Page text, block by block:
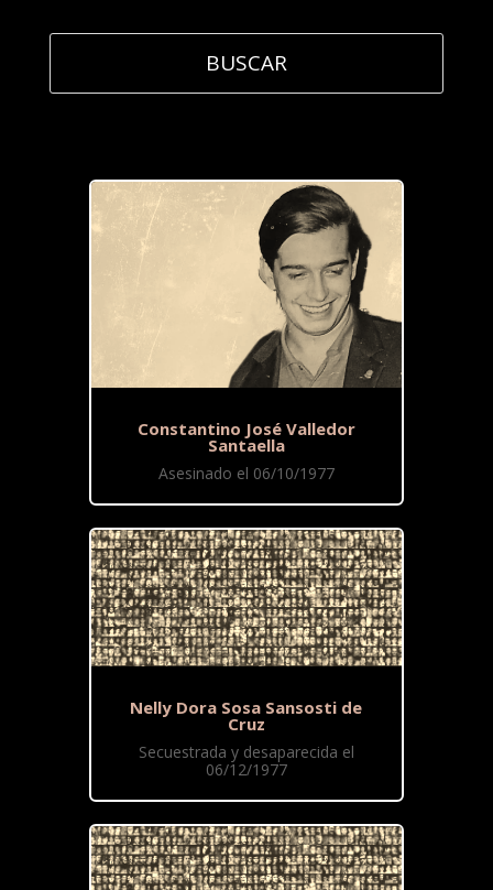
Constantino José Valledor
Santaella
Asesinado el 06/10/1977
Nelly Dora Sosa Sansosti de
Cruz
Secuestrada y desaparecida el
06/12/1977